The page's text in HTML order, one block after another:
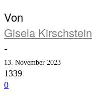
Von
Gisela Kirschstein
-
13. November 2023
1339
0